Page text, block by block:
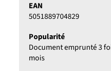
EAN
5051889704829
Popularité
Document emprunté 3
mois